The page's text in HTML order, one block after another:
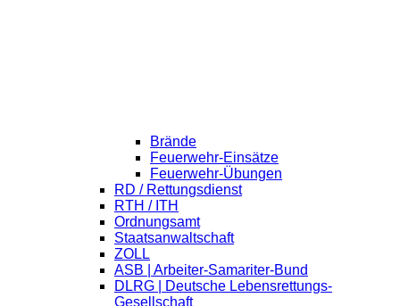
Brände
Feuerwehr-Einsätze
Feuerwehr-Übungen
RD / Rettungsdienst
RTH / ITH
Ordnungsamt
Staatsanwaltschaft
ZOLL
ASB | Arbeiter-Samariter-Bund
DLRG | Deutsche Lebensrettungs-
Gesellschaft